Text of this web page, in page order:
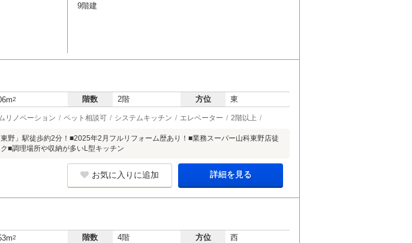
9階建
2 階数 2階 方位 東
リノベーション ペット相談可 システムキッチン エレベーター 2階以上
東野」駅徒歩約2分！■2025年2月フルリフォーム歴あり！■業務スーパー山科東野店徒
■調理場所や収納が多いL型キッチン
お気に入りに追加 詳細を見る
2 階数 4階 方位 西